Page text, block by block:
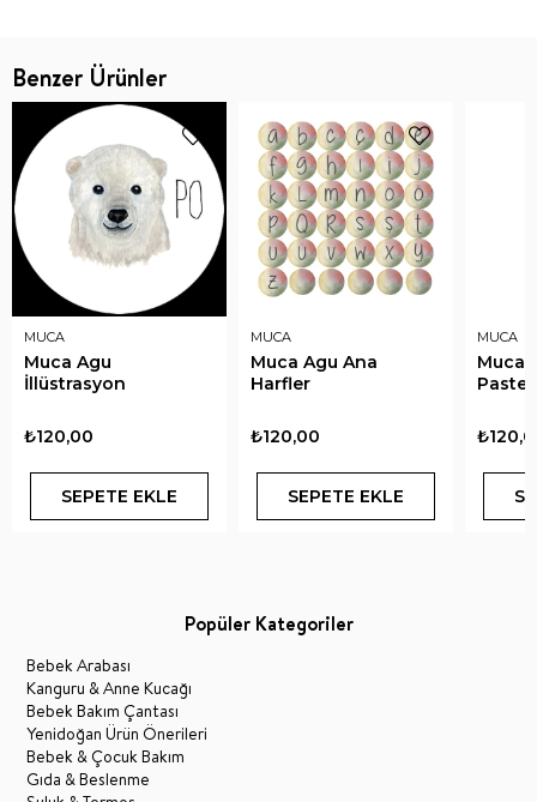
Benzer Ürünler
MUCA
Muca Agu
İllüstrasyon
₺120,00
SEPETE EKLE
MUCA
Muca Agu Ana
Harfler
₺120,00
SEPETE EKLE
MUCA
Muca
Popüler Kategoriler
Bebek Arabası
Kanguru & Anne Kucağı
Bebek Bakım Çantası
Yenidoğan Ürün Önerileri
Bebek & Çocuk Bakım
Gıda & Beslenme